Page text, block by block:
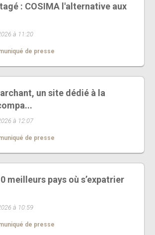
: COSIMA l'alternative aux
à 11:20
de presse
un site dédié à la
à 12:07
de presse
meilleurs pays où s’expatrier
à 10:59
de presse